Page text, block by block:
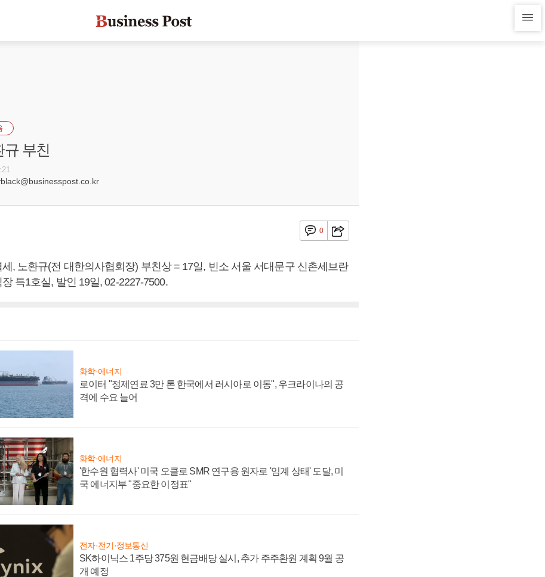
규 부친
0
, 노환규(전 대한의사협회장) 부친상 = 17일, 빈소 서울 서대문구 신촌세브란
특1호실, 발인 19일, 02-2227-7500.
화학·에너지
로이터 "정제연료 3만 톤 한국에서 러시아로 이동", 우크라이나의 공
격에 수요 늘어
화학·에너지
'한수원 협력사' 미국 오클로 SMR 연구용 원자로 '임계 상태' 도달, 미
국 에너지부 "중요한 이정표"
전자·전기·정보통신
SK하이닉스 1주당 375원 현금배당 실시, 추가 주주환원 계획 9월 공
개 예정